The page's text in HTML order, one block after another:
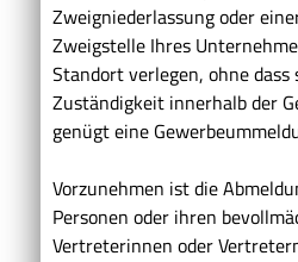
Zweigniederlassung oder
Zweigstelle Ihres
Standort verlegen, ohne dass
Zuständigkeit innerhalb der
genügt eine
Vorzunehmen ist die
Personen oder ihren
Vertreterinnen oder